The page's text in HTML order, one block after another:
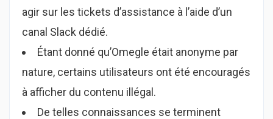
agir sur les tickets d’assistance à l’aide d’un
canal Slack dédié.
Étant donné qu’Omegle était anonyme par
nature, certains utilisateurs ont été encouragés
à afficher du contenu illégal.
De telles connaissances se terminent